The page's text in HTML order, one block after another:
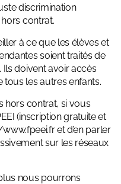
discrimination
contrat.
à ce que les élèves et
soient traités de
doivent avoir accès
les autres enfants.
hors contrat, si vous
(inscription gratuite et
et d’en parler
sur les réseaux
nous pourrons